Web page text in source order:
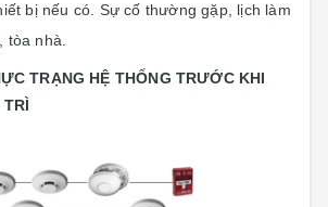
bị nếu có. Sự cố thường gặp, lịch làm
tòa nhà.
TRẠNG HỆ THỐNG TRƯỚC KHI